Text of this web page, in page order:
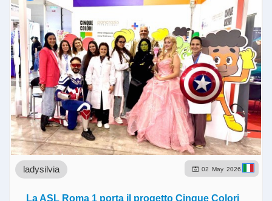
02 May 2026
ladysilvia
La ASL Roma 1 porta il progetto Cinque Colori